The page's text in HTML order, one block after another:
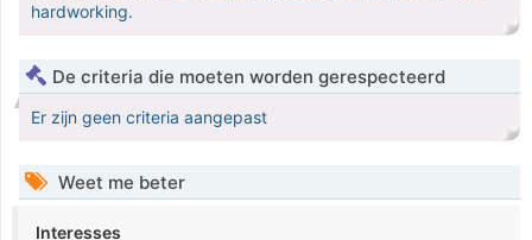
hardworking.
De criteria die moeten worden gerespecteerd
Er zijn geen criteria aangepast
Weet me beter
Interesses